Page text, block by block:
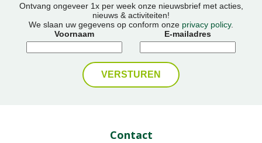
Ontvang ongeveer 1x per week onze nieuwsbrief met acties,
nieuws & activiteiten!
We slaan uw gegevens op conform onze privacy policy.
Voornaam
E-mailadres
Contact